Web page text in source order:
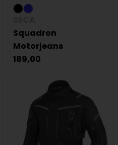
Squadron
Motorjeans
189,00